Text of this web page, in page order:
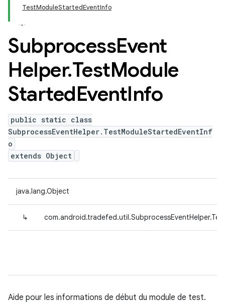
TestModuleStartedEventInfo
SubprocessEvent
Helper.TestModule
StartedEventInfo
public static class
SubprocessEventHelper.TestModuleStartedEventInf
o
extends Object
java.lang.Object
↳
Aide pour les informations de début du module de test.